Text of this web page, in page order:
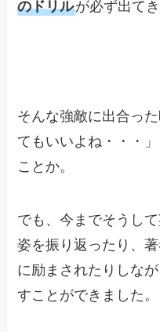
のドリルが必ず出て
そんな強敵に出合っ
てもいいよね・・・
ことか。
でも、今までそうし
姿を振り返ったり、
に励まされたりしな
すことができました。